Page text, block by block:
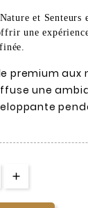
et Senteurs
une
premium aux
une